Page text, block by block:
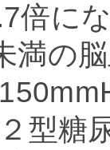
倍に
満の
型糖